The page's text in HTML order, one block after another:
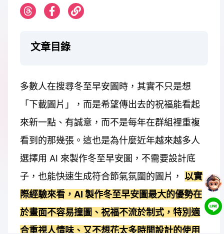
文章目錄
多數人在搜尋冬至早安圖時，其實不只是想
「下載圖片」，而是希望傳出去的祝福能看起
來新一點、有誠意，而不是每年在群組裡重複
看到的那幾張。這也是為什麼近年越來越多人
選擇用 AI 來製作冬至早安圖，不需要設計底
子，也能快速生成符合節氣氛圍的圖片， 以實
際經驗來看，AI 製作冬至早安圖最大的優勢在
於畫面不容易撞圖、祝福不流於制式，特別適
合重視人情味、又不想花太多時間設計的使用